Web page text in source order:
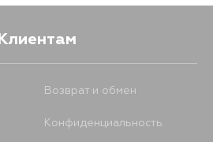
Клиентам
Возврат и обмен
Конфиденциальность